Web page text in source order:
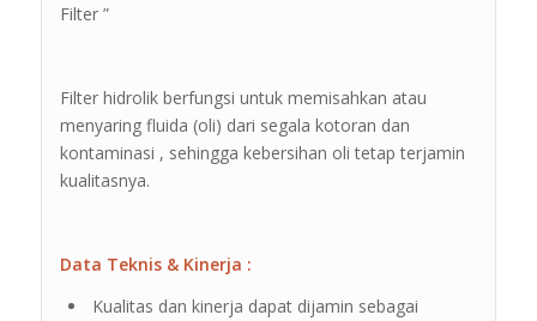
Filter ”
Filter hidrolik berfungsi untuk memisahkan atau
menyaring fluida (oli) dari segala kotoran dan
kontaminasi , sehingga kebersihan oli tetap terjamin
kualitasnya.
Data Teknis & Kinerja :
Kualitas dan kinerja dapat dijamin sebagai